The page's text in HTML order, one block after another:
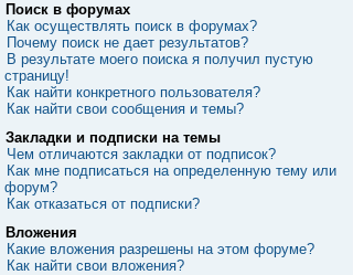
Поиск в форумах
Как осуществлять поиск в форумах?
Почему поиск не дает результатов?
В результате моего поиска я получил пустую
страницу!
Как найти конкретного пользователя?
Как найти свои сообщения и темы?
Закладки и подписки на темы
Чем отличаются закладки от подписок?
Как мне подписаться на определенную тему или
форум?
Как отказаться от подписки?
Вложения
Какие вложения разрешены на этом форуме?
Как найти свои вложения?